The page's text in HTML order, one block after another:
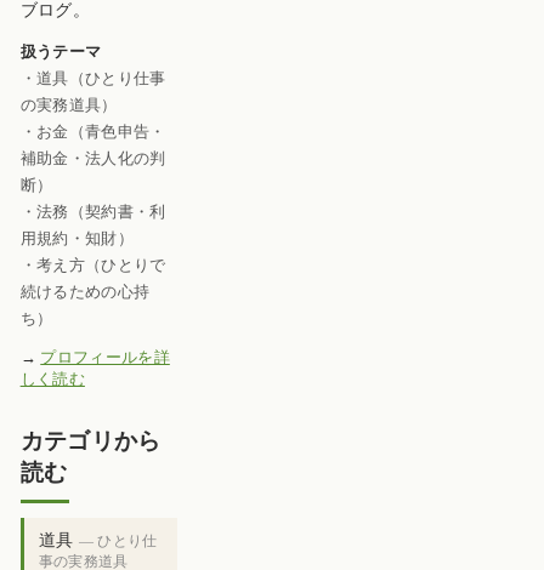
ブログ。
扱うテーマ
・道具（ひとり仕事
の実務道具）
・お金（青色申告・
補助金・法人化の判
断）
・法務（契約書・利
用規約・知財）
・考え方（ひとりで
続けるための心持
ち）
→ プロフィールを詳
しく読む
カテゴリから
読む
道具 — ひとり仕
事の実務道具